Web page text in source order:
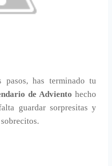
has terminado tu
de Adviento hecho
guardar sorpresitas y